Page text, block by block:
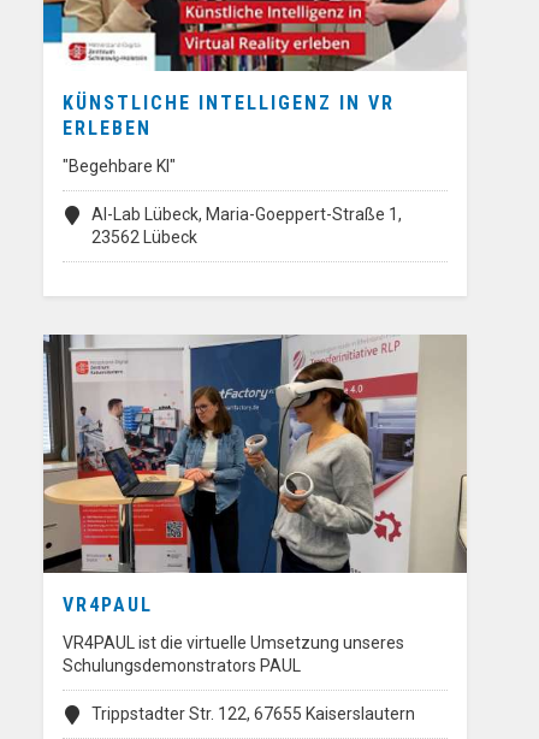
KÜNSTLICHE INTELLIGENZ IN VR
ERLEBEN
"Begehbare KI"
AI-Lab Lübeck, Maria-Goeppert-Straße 1,
23562 Lübeck
VR4PAUL
VR4PAUL ist die virtuelle Umsetzung unseres
Schulungsdemonstrators PAUL
Trippstadter Str. 122, 67655 Kaiserslautern